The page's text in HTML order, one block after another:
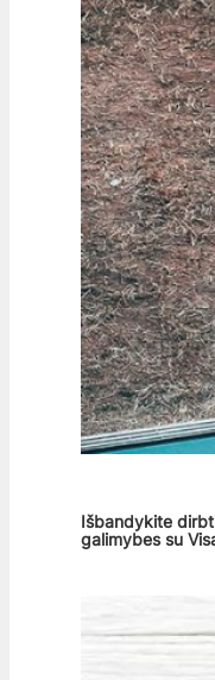
Išbandykite
galimybes su